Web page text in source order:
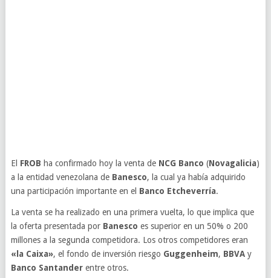
El FROB ha confirmado hoy la venta de NCG Banco (Novagalicia)
a la entidad venezolana de Banesco, la cual ya había adquirido
una participación importante en el Banco Etcheverría.
La venta se ha realizado en una primera vuelta, lo que implica que
la oferta presentada por Banesco es superior en un 50% o 200
millones a la segunda competidora. Los otros competidores eran
«la Caixa», el fondo de inversión riesgo Guggenheim, BBVAy
Banco Santanderentre otros.